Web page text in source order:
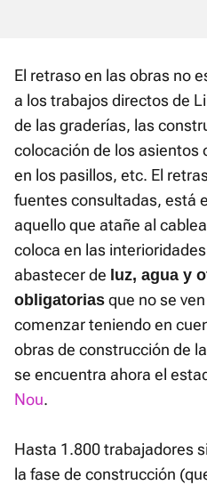
El retraso en las obras no
a los trabajos directos de
de las graderías, las
colocación de los asientos
en los pasillos, etc. El
fuentes consultadas, está
aquello que atañe al
coloca en las
abastecer de luz, agua y
obligatorias que no se
comenzar teniendo en
obras de construcción de
se encuentra ahora el
Nou.
Hasta 1.800 trabajadores
la fase de construcción